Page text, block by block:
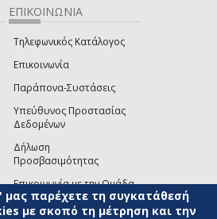
ΕΠΙΚΟΙΝΩΝΙΑ
Τηλεφωνικός Κατάλογος
Επικοινωνία
Παράπονα-Συστάσεις
Υπεύθυνος Προστασίας
Δεδομένων
Δήλωση
Προσβασιμότητας
Επικοινωνία με την Ομάδα
Ανάπτυξης του site(link sends e-mail)
παρέχετε τη συγκατάθεσή
με σκοπό τη μέτρηση και την